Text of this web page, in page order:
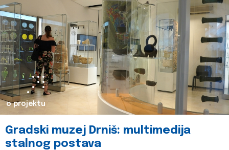
o projektu
Gradski muzej Drniš: multimedija
stalnog postava